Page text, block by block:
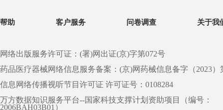
帮助 客户服务 问卷调查 关于我
网络出版服务许可证：(署)网出证(京)字第072号
药品医疗器械网络信息服务备案：(京)网药械信息备字（2023）
信息网络传播视听节目许可证 许可证号：0108284
万方数据知识服务平台--国家科技支撑计划资助项目（编号：
2006BAH03B01）